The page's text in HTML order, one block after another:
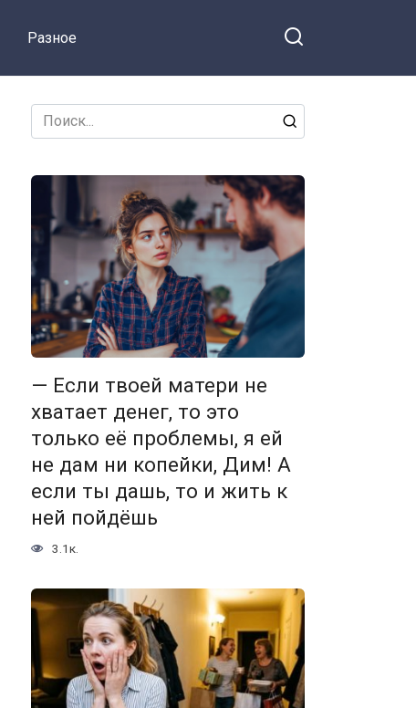
Разное
Search
for:
— Если твоей матери не
хватает денег, то это
только её проблемы, я ей
не дам ни копейки, Дим! А
если ты дашь, то и жить к
ней пойдёшь
3.1к.